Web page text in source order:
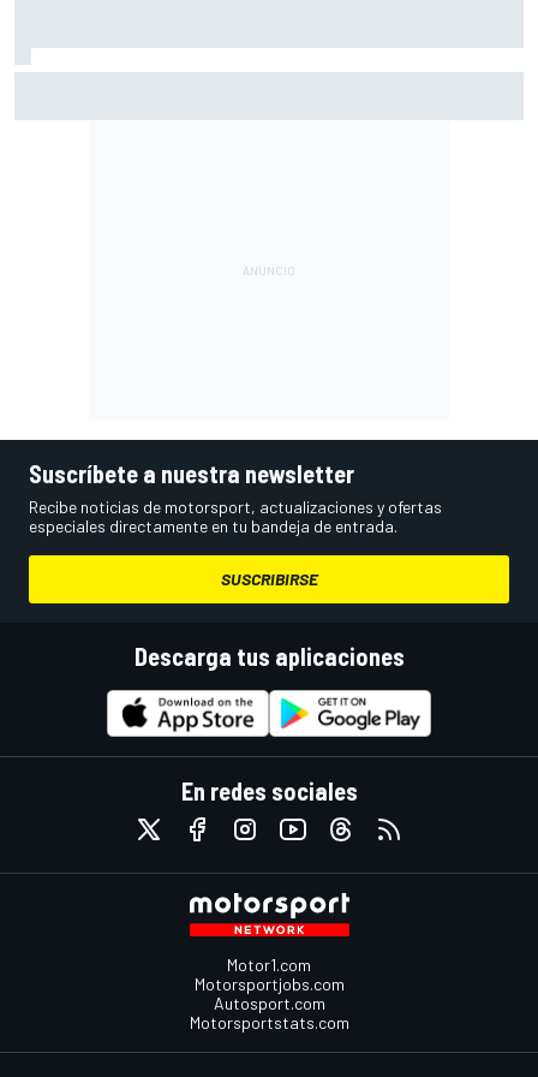
Suscríbete a nuestra newsletter
Recibe noticias de motorsport, actualizaciones y ofertas
especiales directamente en tu bandeja de entrada.
SUSCRIBIRSE
Descarga tus aplicaciones
En redes sociales
Motor1.com
Motorsportjobs.com
Autosport.com
Motorsportstats.com